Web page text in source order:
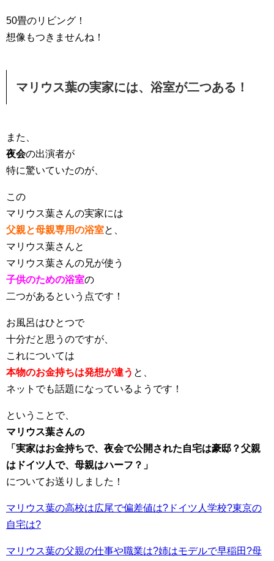
50畳のリビング！
想像もつきませんね！
マリウス葉の実家には、浴室が二つある！
また、
夜会の出演者が
特に驚いていたのが、
この
マリウス葉さんの実家には
父親と母親専用の浴室と、
マリウス葉さんと
マリウス葉さんの兄が使う
子供のための浴室の
二つがあるという点です！
お風呂はひとつで
十分だと思うのですが、
これについては
本物のお金持ちは発想が違う と
ネットでも話題になっているようです！
ということで、
マリウス葉さんの
「実家はお金持ちで、夜会で公開された自宅は豪邸？父親
はドイツ人で、母親はハーフ？」
についてお送りしました！
マリウス葉の高校は広尾で偏差値は?ドイツ人学校?東京の
自宅は?
マリウス葉の父親の仕事や職業は?姉はモデルで早稲田?母